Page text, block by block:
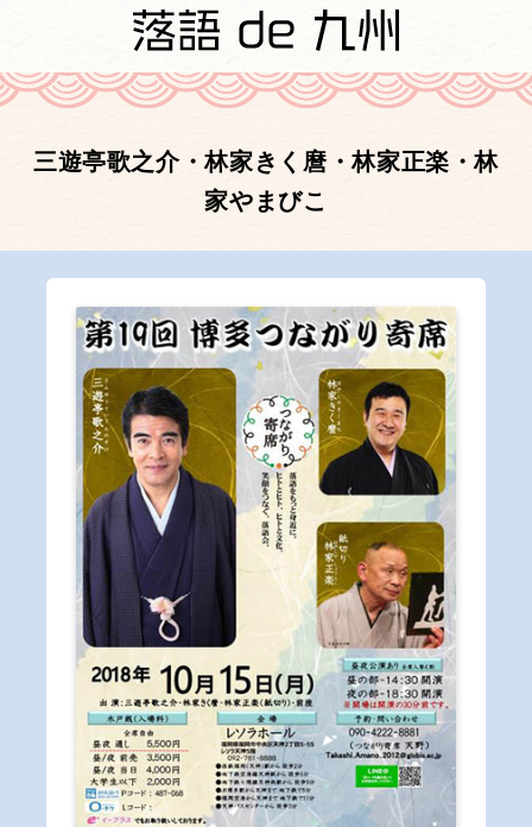
三遊亭歌之介・林家きく麿・林家正楽・林
家やまびこ